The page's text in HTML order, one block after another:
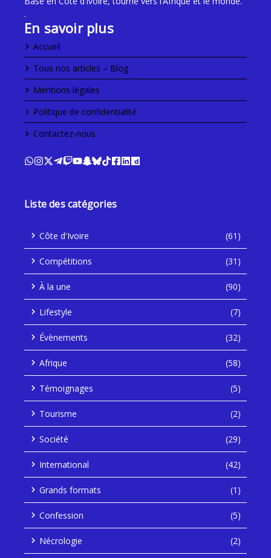
.
En savoir plus
Accueil
Tous nos articles – Blog
Mentions légales
Politique de confidentialité
Contactez-nous
Liste des catégories
Côte d'Ivoire (61)
Compétitions (31)
À la une (90)
Lifestyle (7)
Évènements (32)
Afrique (58)
Témoignages (5)
Tourisme (2)
Société (29)
International (42)
Grands formats (1)
Confession (5)
Nécrologie (2)